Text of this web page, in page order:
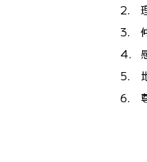
2.
3.
4.
5.
6.